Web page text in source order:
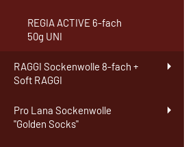
REGIA ACTIVE 6-fach
50g UNI
RAGGI Sockenwolle 8-fach +
Soft RAGGI
Pro Lana Sockenwolle
"Golden Socks"